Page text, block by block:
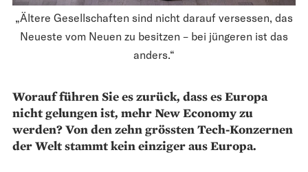
„Ältere Gesellschaften sind nicht darauf versessen, das
Neueste vom Neuen zu besitzen – bei jüngeren ist das
anders.“
Worauf führen Sie es zurück, dass es Europa
nicht gelungen ist, mehr New Economy zu
werden? Von den zehn grössten Tech-­Konzernen
der Welt stammt kein einziger aus Europa.